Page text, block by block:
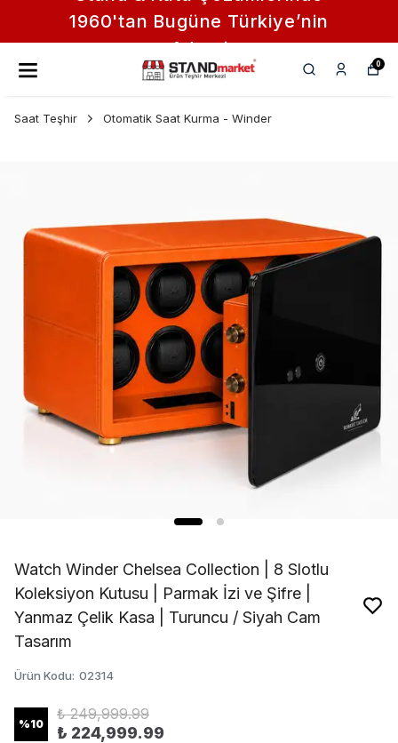
Bugüne Türkiye’nin
Adresi
Saat,
0
Saat Teşhir Otomatik Saat Kurma - Winder
Watch Winder Chelsea Collection | 8 Slotlu
Koleksiyon Kutusu | Parmak İzi ve Şifre |
Yanmaz Çelik Kasa | Turuncu / Siyah Cam
Tasarım
Ürün Kodu: 02314
%10
₺ 249,999.99
₺ 224,999.99